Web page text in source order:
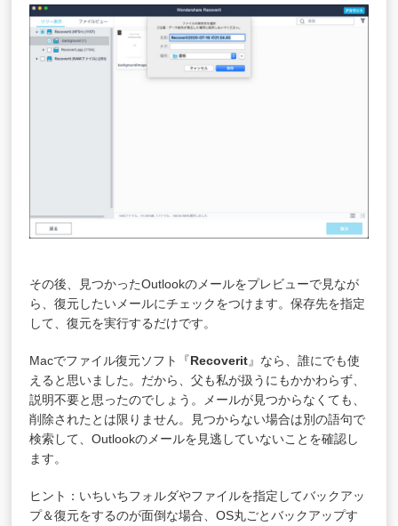
その後、見つかったOutlookのメールをプレビューで見なが
ら、復元したいメールにチェックをつけます。保存先を指定
して、復元を実行するだけです。
Macでファイル復元ソフト『Recoverit』なら、誰にでも使
えると思いました。だから、父も私が扱うにもかかわらず、
説明不要と思ったのでしょう。メールが見つからなくても、
削除されたとは限りません。見つからない場合は別の語句で
検索して、Outlookのメールを見逃していないことを確認し
ます。
ヒント：いちいちフォルダやファイルを指定してバックアッ
プ＆復元をするのが面倒な場合、OS丸ごとバックアップす